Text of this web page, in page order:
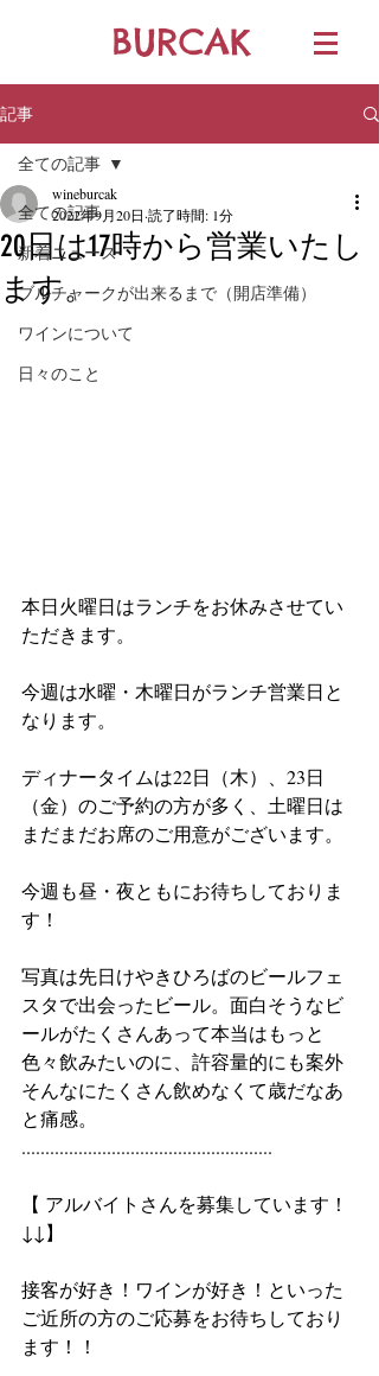
BURCAK
記事
全ての記事
新着ニュース
ブルチャークが出来るまで（開店準備）
ワインについて
日々のこと
全ての記事
20日は17時から営業いたし
ます。
wineburcak
2022年9月20日 読了時間: 1分
本日火曜日はランチをお休みさせてい
ただきます。
今週は水曜・木曜日がランチ営業日と
なります。
ディナータイムは22日（木）、23日
（金）のご予約の方が多く、土曜日は
まだまだお席のご用意がございます。
今週も昼・夜ともにお待ちしておりま
す！
写真は先日けやきひろばのビールフェ
スタで出会ったビール。面白そうなビ
ールがたくさんあって本当はもっと
色々飲みたいのに、許容量的にも案外
そんなにたくさん飲めなくて歳だなあ
と痛感。
.....................................................
【 アルバイトさんを募集しています！
↓↓】
接客が好き！ワインが好き！といった
ご近所の方のご応募をお待ちしており
ます！！